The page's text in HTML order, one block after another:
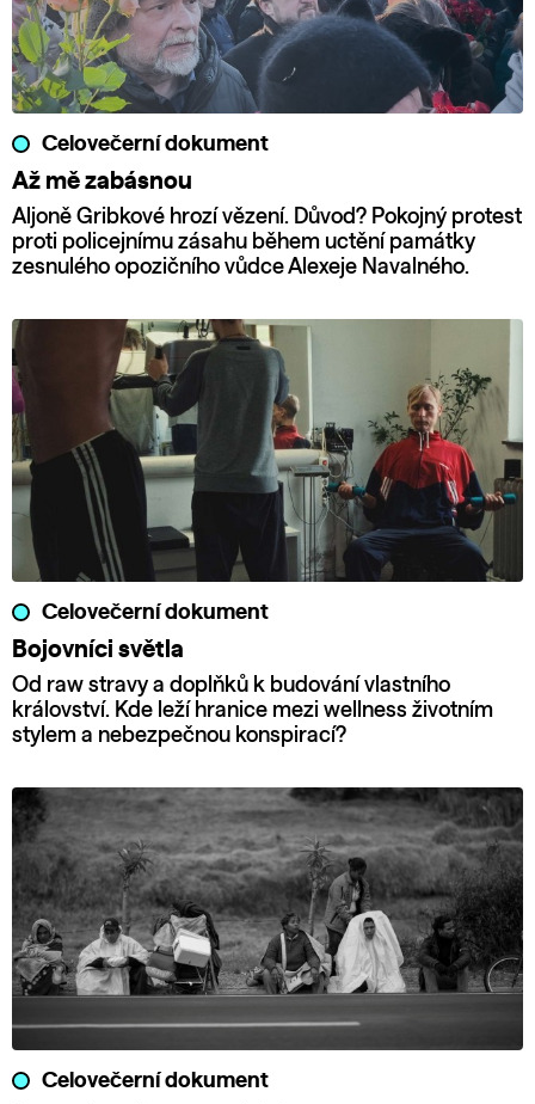
Celovečerní dokument
Až mě zabásnou
Aljoně Gribkové hrozí vězení. Důvod? Pokojný protest
proti policejnímu zásahu během uctění památky
zesnulého opozičního vůdce Alexeje Navalného.
Celovečerní dokument
Bojovníci světla
Od raw stravy a doplňků k budování vlastního
království. Kde leží hranice mezi wellness životním
stylem a nebezpečnou konspirací?
Celovečerní dokument